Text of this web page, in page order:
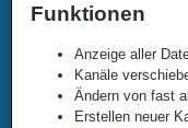
Funktionen
Anzeige aller
Kanäle
Ändern von fast
Erstellen neuer